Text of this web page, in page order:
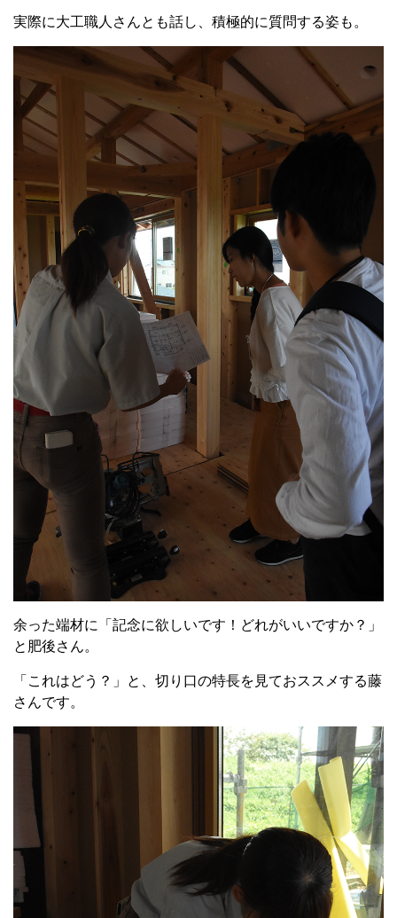
実際に大工職人さんとも話し、積極的に質問する姿も。
余った端材に「記念に欲しいです！どれがいいですか？」
と肥後さん。
「これはどう？」と、切り口の特長を見ておススメする藤
さんです。